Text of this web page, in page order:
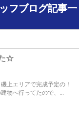
フブログ記事一
☆
上エリアで完成予定の！
物へ行ってたので、...